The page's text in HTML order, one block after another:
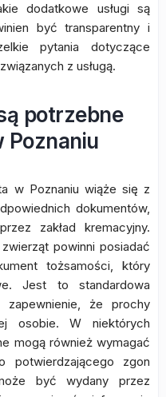
dodatkowe usługi są
być transparentny i
pytania dotyczące
z usługą.
potrzebne
Poznaniu
w Poznaniu wiąże się z
dokumentów,
zakład kremacyjny.
powinni posiadać
tożsamości, który
Jest to standardowa
że prochy
osobie. W niektórych
mogą również wymagać
potwierdzającego zgon
być wydany przez